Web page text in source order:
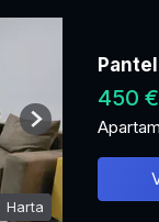
Harta
Next
450 €